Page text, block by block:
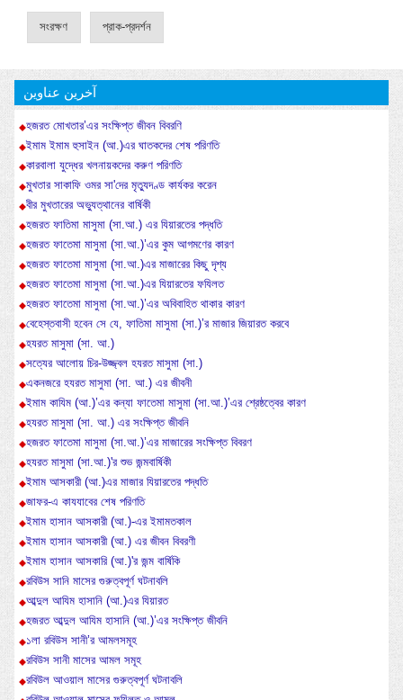
آخرین عناوین
হজরত মোখতার’এর সংক্ষিপ্ত জীবন বিবরণি
ইমাম ইমাম হুসাইন (আ.)এর ঘাতকদের শেষ পরিণতি
কারবালা যুদ্ধের খলনায়কদের করুণ পরিণতি
মুখতার সাকাফি ওমর সা'দের মৃত্যুদণ্ড কার্যকর করেন
বীর মুখতারের অভ্যুত্থানের বার্ষিকী
হজরত ফাতিমা মাসুমা (সা.আ.) এর যিয়ারতের পদ্ধতি
হজরত ফাতেমা মাসুমা (সা.আ.)’এর কুম আগমণের কারণ
হজরত ফাতেমা মাসুমা (সা.আ.)এর মাজারের কিছু দৃশ্য
হজরত ফাতেমা মাসুমা (সা.আ.)এর যিয়ারতের ফযিলত
হজরত ফাতেমা মাসুমা (সা.আ.)’এর অবিবাহিত থাকার কারণ
বেহেস্তবাসী হবেন সে যে, ফাতিমা মাসুমা (সা.)’র মাজার জিয়ারত করবে
হযরত মাসুমা (সা. আ.)
সত্যের আলোয় চির-উজ্জ্বল হযরত মাসুমা (সা.)
একনজরে হযরত মাসুমা (সা. আ.) এর জীবনী
ইমাম কাযিম (আ.)’এর কন্যা ফাতেমা মাসুমা (সা.আ.)’এর শ্রেষ্ঠত্বের কারণ
হযরত মাসুমা (সা. আ.) এর সংক্ষিপ্ত জীবনি
হজরত ফাতেমা মাসুমা (সা.আ.)’এর মাজারের সংক্ষিপ্ত বিবরণ
হযরত মাসুমা (সা.আ.)'র শুভ জন্মবার্ষিকী
ইমাম আসকারী (আ.)এর মাজার যিয়ারতের পদ্ধতি
জাফর-এ কাযযাবের শেষ পরিণতি
ইমাম হাসান আসকারী (আ.)-এর ইমামতকাল
ইমাম হাসান আসকারী (আ.) এর জীবন বিবরণী
ইমাম হাসান আসকারি (আ.)'র জন্ম বার্ষিকি
রবিউস সানি মাসের গুরুত্বপূর্ণ ঘটনাবলি
আব্দুল আযিম হাসানি (আ.)এর যিয়ারত
হজরত আব্দুল আযিম হাসানি (আ.)’এর সংক্ষিপ্ত জীবনি
১লা রবিউস সানী’র আমলসমূহ
রবিউস সানী মাসের আমল সমূহ
রবিউল আওয়াল মাসের গুরুত্বপূর্ণ ঘটনাবলি